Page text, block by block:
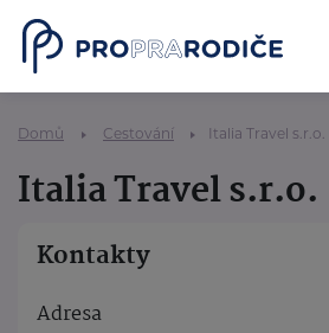
Domů Cestování Italia Travel s.r.o.
Italia Travel s.r.o.
Kontakty
Adresa